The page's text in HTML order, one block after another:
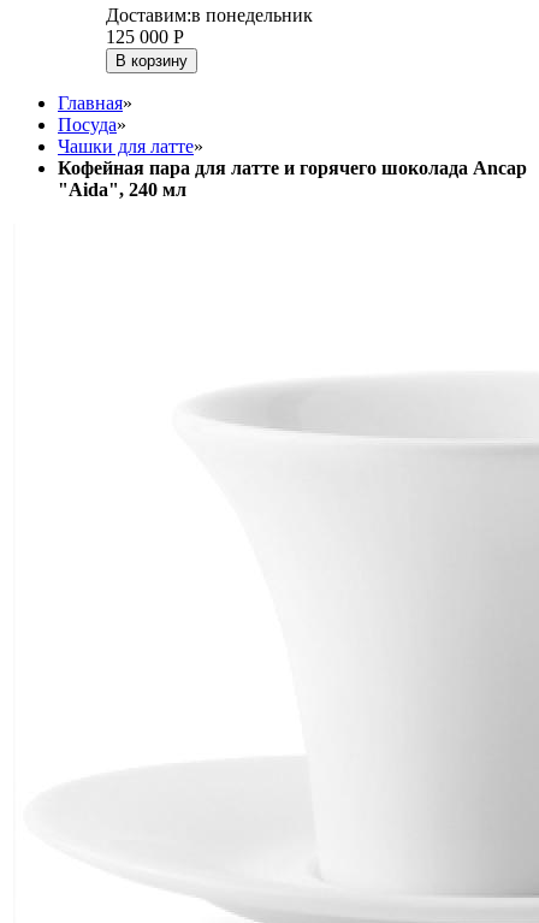
Доставим:в понедельник
125 000 Р
В корзину
Главная»
Посуда»
Чашки для латте»
Кофейная пара для латте и горячего шоколада Ancap
"Aida", 240 мл